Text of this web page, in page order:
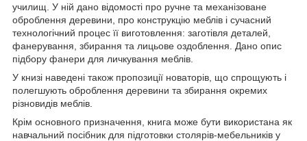
училищ. У ній дано відомості про ручне та механізоване
оброблення деревини, про конструкцію меблів і сучасний
технологічний процес її виготовлення: заготівля деталей,
фанерування, збирання та лицьове оздоблення. Дано опис
підбору фанери для личкування меблів.
У книзі наведені також пропозиції новаторів, що спрощують і
полегшують оброблення деревини та збирання окремих
різновидів меблів.
Крім основного призначення, книга може бути використана як
навчальний посібник для підготовки столярів-мебельників у